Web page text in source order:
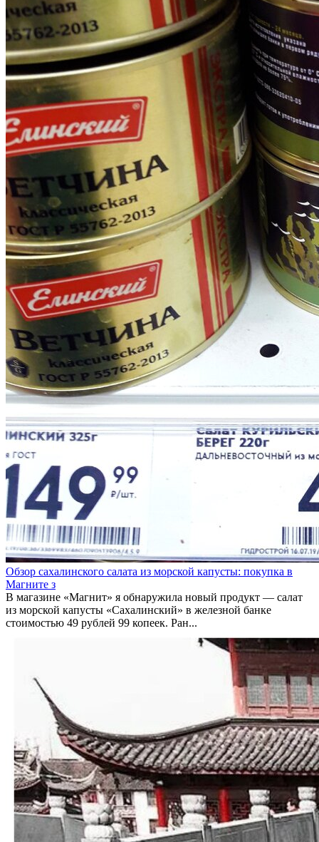
Обзор сахалинского салата из морской капусты: покупка в
Магните з
В магазине «Магнит» я обнаружила новый продукт — салат
из морской капусты «Сахалинский» в железной банке
стоимостью 49 рублей 99 копеек. Ран...